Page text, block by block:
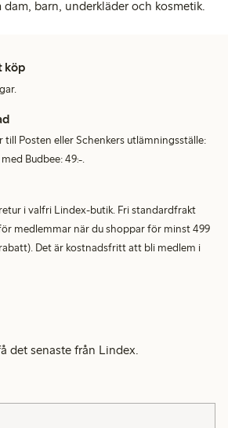
barn, underkläder och kosmetik.
köp
till Posten eller Schenkers utlämningsställe:
Budbee: 49:-.
i valfri Lindex-butik. Fri standardfrakt
medlemmar när du shoppar för minst 499
Det är kostnadsfritt att bli medlem i
det senaste från Lindex.